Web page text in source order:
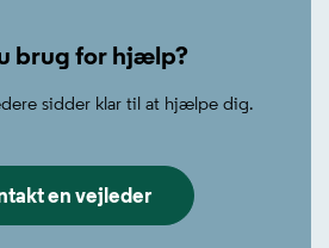
brug for hjælp?
sidder klar til at hjælpe dig.
en vejleder